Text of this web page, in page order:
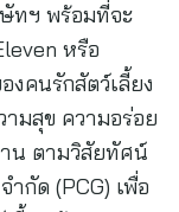
ทฯ พร้อมที่จะ
หรือ
งคนรักสัตว์เลี้ยง
ามสุข ความอร่อย
น ตามวิสัยทัศน์
กัด (PCG) เพื่อ